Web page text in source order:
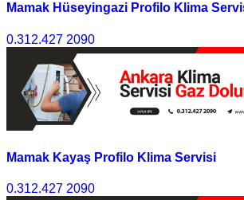
Mamak Hüseyingazi Profilo Klima
0.312.427 2090
Mamak Kayaş Profilo Klima Servisi
0.312.427 2090